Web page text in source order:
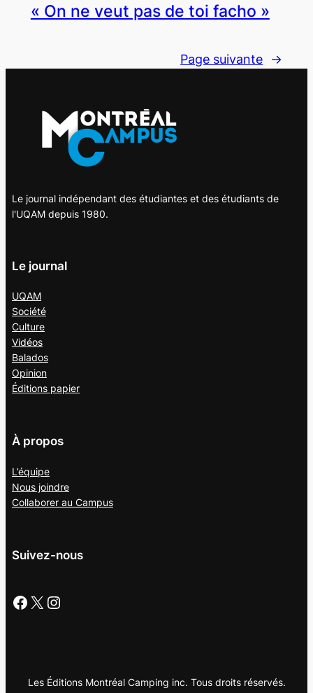
« On ne veut pas de toi facho »
Page suivante →
Le journal indépendant des étudiantes et des étudiants de
l'UQAM depuis 1980.
Le journal
UQAM
Société
Culture
Vidéos
Balados
Opinion
Éditions papier
À propos
L’équipe
Nous joindre
Collaborer au Campus
Suivez-nous
Facebook X Instagram
Les Éditions Montréal Camping inc. Tous droits réservés.